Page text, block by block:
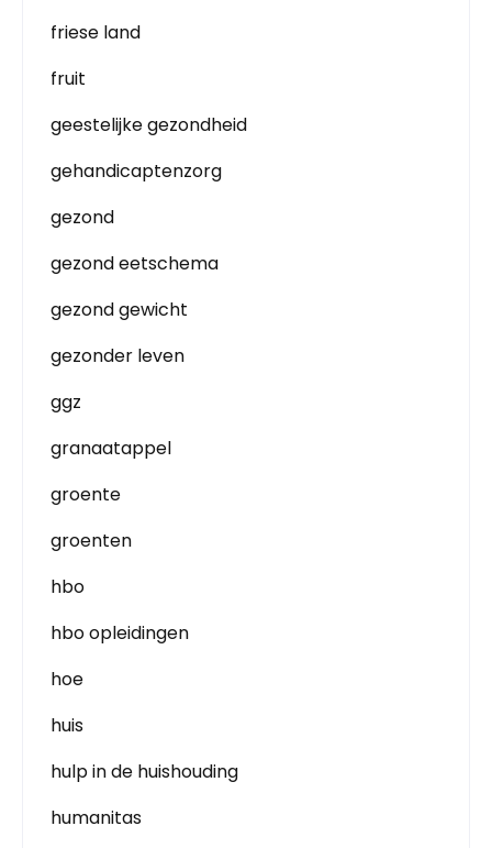
friese land
fruit
geestelijke gezondheid
gehandicaptenzorg
gezond
gezond eetschema
gezond gewicht
gezonder leven
ggz
granaatappel
groente
groenten
hbo
hbo opleidingen
hoe
huis
hulp in de huishouding
humanitas